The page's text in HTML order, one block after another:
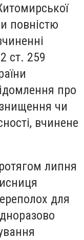
повністю
ст. 259
про
чи
вчинене
липня
для